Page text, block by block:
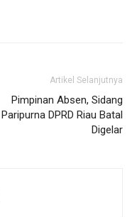
Artikel Selanjutnya
Pimpinan Absen, Sidang
Paripurna DPRD Riau Batal
Digelar